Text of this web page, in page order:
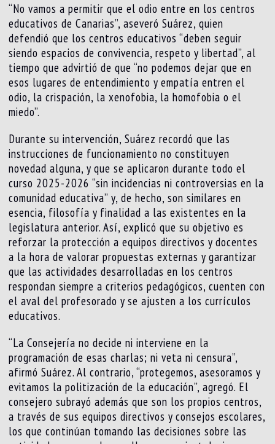
“No vamos a permitir que el odio entre en los centros
educativos de Canarias”, aseveró Suárez, quien
defendió que los centros educativos “deben seguir
siendo espacios de convivencia, respeto y libertad”, al
tiempo que advirtió de que “no podemos dejar que en
esos lugares de entendimiento y empatía entren el
odio, la crispación, la xenofobia, la homofobia o el
miedo”.
Durante su intervención, Suárez recordó que las
instrucciones de funcionamiento no constituyen
novedad alguna, y que se aplicaron durante todo el
curso 2025-2026 “sin incidencias ni controversias en la
comunidad educativa” y, de hecho, son similares en
esencia, filosofía y finalidad a las existentes en la
legislatura anterior. Así, explicó que su objetivo es
reforzar la protección a equipos directivos y docentes
a la hora de valorar propuestas externas y garantizar
que las actividades desarrolladas en los centros
respondan siempre a criterios pedagógicos, cuenten con
el aval del profesorado y se ajusten a los currículos
educativos.
“La Consejería no decide ni interviene en la
programación de esas charlas; ni veta ni censura”,
afirmó Suárez. Al contrario, “protegemos, asesoramos y
evitamos la politización de la educación”, agregó. El
consejero subrayó además que son los propios centros,
a través de sus equipos directivos y consejos escolares,
los que continúan tomando las decisiones sobre las